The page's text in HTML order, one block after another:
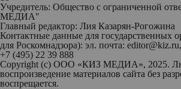
Учредитель: Общество с ограниченной
МЕДИА"
Главный редактор: Лия Казарян-Рогожина
Контактные данные для государственных
для Роскомнадзора): эл. почта:
+7 (495) 22 39 888
Copyright (с) ООО «КИЗ МЕДИА», 2025.
воспроизведение материалов сайта без
воспрещается.